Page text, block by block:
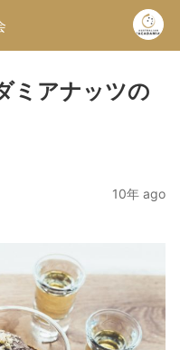
ミアナッツの
10年 ago